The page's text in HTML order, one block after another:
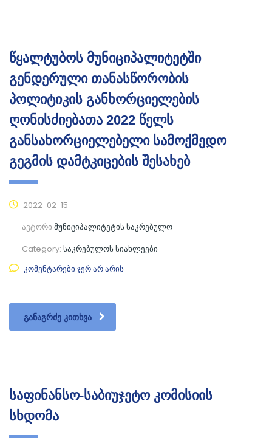
წყალტუბოს მუნიციპალიტეტში
გენდერული თანასწორობის
პოლიტიკის განხორციელების
ღონისძიებათა 2022 წელს
განსახორციელებელი სამოქმედო
გეგმის დამტკიცების შესახებ
2022-02-15
ავტორი მუნიციპალიტეტის საკრებულო
Category: საკრებულოს სიახლეები
კომენტარები ჯერ არ არის
ᲒᲐᲜᲐᲒᲠᲫᲔ ᲙᲘᲗᲮᲕᲐ
საფინანსო-საბიუჯეტო კომისიის
სხდომა